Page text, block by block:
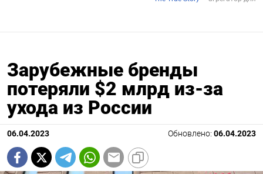
Зарубежные бренды
потеряли $2 млрд из-за
ухода из России
06.04.2023 Обновлено: 06.04.2023